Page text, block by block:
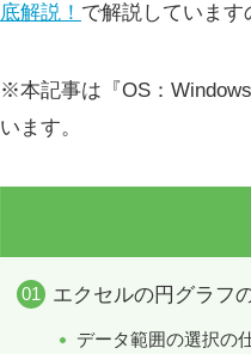
底解説！ で解説しています
※本記事は『OS：
います。
エクセルの円グラフ
データ範囲の選択の